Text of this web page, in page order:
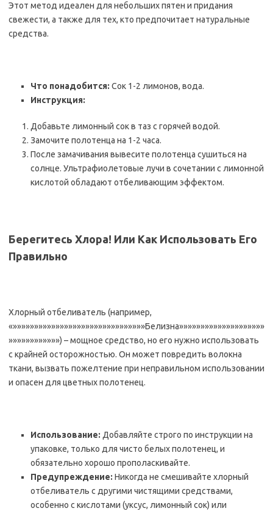
Этот метод идеален для небольших пятен и придания
свежести, а также для тех, кто предпочитает натуральные
средства.
Что понадобится: Сок 1-2 лимонов, вода.
Инструкция:
Добавьте лимонный сок в таз с горячей водой.
Замочите полотенца на 1-2 часа.
После замачивания вывесите полотенца сушиться на
солнце. Ультрафиолетовые лучи в сочетании с лимонной
кислотой обладают отбеливающим эффектом.
Берегитесь Хлора! Или Как Использовать Его
Правильно
Хлорный отбеливатель (например,
«»»»»»»»»»»»»»»»»»»»»»»»»»»»»»»»Белизна»»»»»»»»»»»»»»»»»»»»
»»»»»»»»»»»») – мощное средство, но его нужно использовать
с крайней осторожностью. Он может повредить волокна
ткани, вызвать пожелтение при неправильном использовании
и опасен для цветных полотенец.
Использование: Добавляйте строго по инструкции на
упаковке, только для чисто белых полотенец, и
обязательно хорошо прополаскивайте.
Предупреждение: Никогда не смешивайте хлорный
отбеливатель с другими чистящими средствами,
особенно с кислотами (уксус, лимонный сок) или